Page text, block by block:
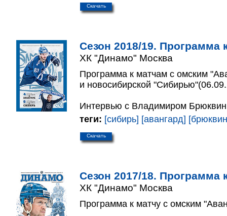
Скачать
Сезон 2018/19. Программа
ХК "Динамо" Москва
Программа к матчам с омским
и новосибирской
Интервью с Владимиром
теги: [сибирь] [авангард]
Скачать
Сезон 2017/18. Программа
ХК "Динамо" Москва
Программа к матчу с омским